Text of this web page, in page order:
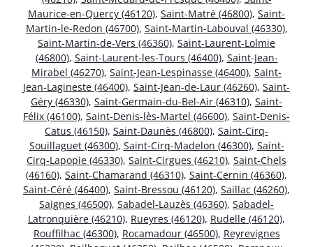
Maurice-en-Quercy (46120), Saint-Matré (46800), Saint-
Martin-le-Redon (46700), Saint-Martin-Labouval (46330),
Saint-Martin-de-Vers (46360), Saint-Laurent-Lolmie
(46800), Saint-Laurent-les-Tours (46400), Saint-Jean-
Mirabel (46270), Saint-Jean-Lespinasse (46400), Saint-
Jean-Lagineste (46400), Saint-Jean-de-Laur (46260), Saint-
Géry (46330), Saint-Germain-du-Bel-Air (46310), Saint-
Félix (46100), Saint-Denis-lès-Martel (46600), Saint-Denis-
Catus (46150), Saint-Daunès (46800), Saint-Cirq-
Souillaguet (46300), Saint-Cirq-Madelon (46300), Saint-
Cirq-Lapopie (46330), Saint-Cirgues (46210), Saint-Chels
(46160), Saint-Chamarand (46310), Saint-Cernin (46360),
Saint-Céré (46400), Saint-Bressou (46120), Saillac (46260),
Saignes (46500), Sabadel-Lauzès (46360), Sabadel-
Latronquière (46210), Rueyres (46120), Rudelle (46120),
Rouffilhac (46300), Rocamadour (46500), Reyrevignes